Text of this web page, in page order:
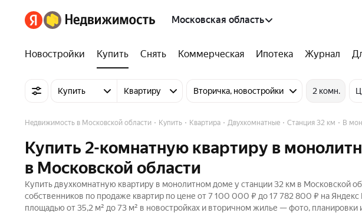
Московская область
Новостройки Купить Снять Коммерческая Ипотека Журнал
Купить Квартиру Вторичка, новостройки 2 комн.
Недвижимость в Московской области Купить Квартира Двухкомнатные Станция 32 км В
Купить 2-комнатную квартиру в
в Московской области
Купить двухкомнатную квартиру в монолитном доме у станции 32 км в Московской
собственников по продаже квартир по цене от 7 100 000 ₽ до 17 782 800 ₽ на
площадью от 35,2 м² до 73 м² в новостройках и вторичном жилье — фото, планировки